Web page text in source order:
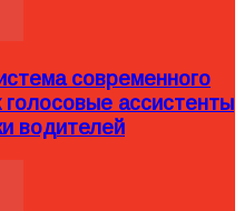
современного
голосовые ассистенты
водителей